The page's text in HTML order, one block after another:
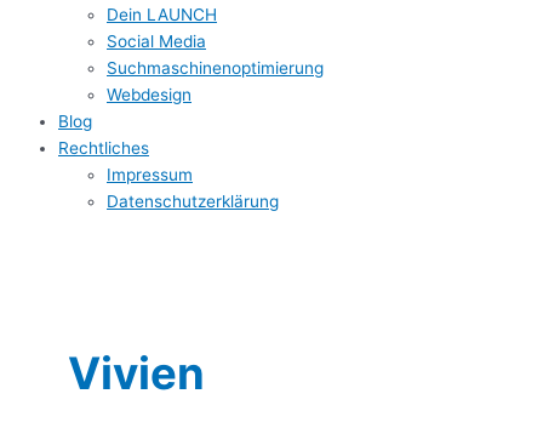
Dein LAUNCH
Social Media
Suchmaschinenoptimierung
Webdesign
Blog
Rechtliches
Impressum
Datenschutzerklärung
Vivien